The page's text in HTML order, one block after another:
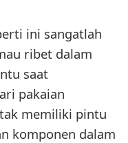
ini sangatlah
ribet dalam
saat
pakaian
memiliki pintu
komponen dalam